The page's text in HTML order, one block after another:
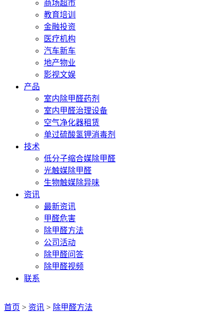
商场超市
教育培训
金融投资
医疗机构
汽车新车
地产物业
影视文娱
产品
室内除甲醛药剂
室内甲醛治理设备
空气净化器租赁
单过硫酸氢钾消毒剂
技术
低分子缩合媒除甲醛
光触媒除甲醛
生物触媒除异味
资讯
最新资讯
甲醛危害
除甲醛方法
公司活动
除甲醛问答
除甲醛视频
联系
首页 > 资讯 > 除甲醛方法